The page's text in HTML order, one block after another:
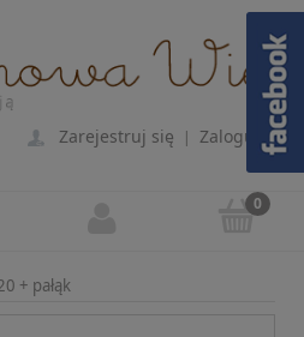
Zarejestruj się | Zaloguj się
+ pałąk